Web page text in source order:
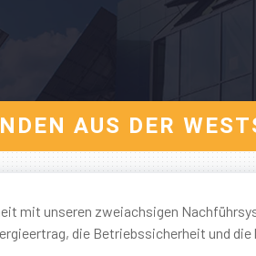
AUS DER
mit unseren zweiachsigen
die Betriebssicherheit und